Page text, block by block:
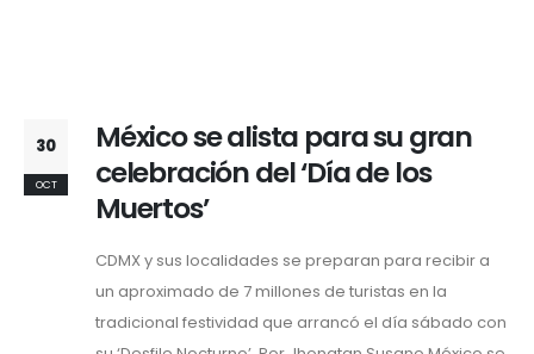
30
OCT
México se alista para su gran
celebración del ‘Día de los
Muertos’
CDMX y sus localidades se preparan para recibir a
un aproximado de 7 millones de turistas en la
tradicional festividad que arrancó el día sábado con